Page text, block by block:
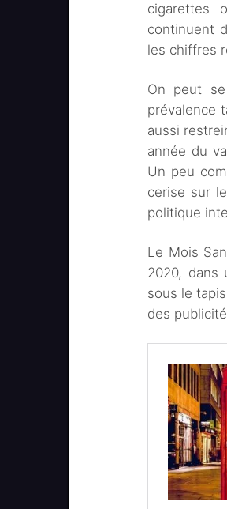
cigarettes
continuent
les chiffres
On peut
prévalence
aussi
année du
Un peu
cerise sur
politique
Le Mois
2020, dans
sous le
des